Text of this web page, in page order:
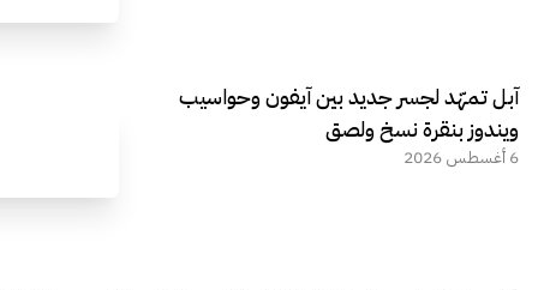
آبل تمهّد لجسر جديد بين آيفون وحواسيب
ويندوز بنقرة نسخ ولصق
6 أغسطس 2026